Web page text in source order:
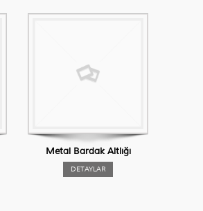
Metal Bardak Altlığı
DETAYLAR